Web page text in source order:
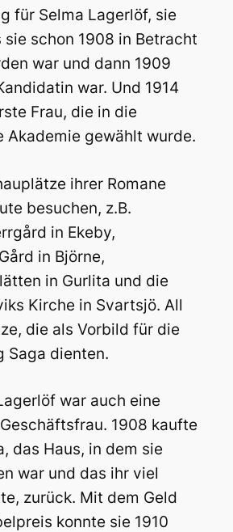
für Selma Lagerlöf, sie
sie schon 1908 in Betracht
war und dann 1909
war. Und 1914
Frau, die in die
Akademie gewählt wurde.
ihrer Romane
besuchen, z.B.
in Ekeby,
in Björne,
in Gurlita und die
Kirche in Svartsjö. All
die als Vorbild für die
Saga dienten.
war auch eine
1908 kaufte
das Haus, in dem sie
war und das ihr viel
zurück. Mit dem Geld
konnte sie 1910